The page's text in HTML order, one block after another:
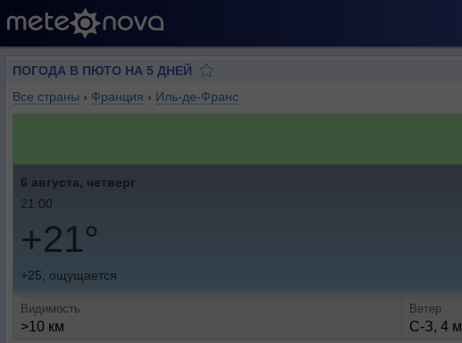
ПОГОДА В ПЮТО НА 5 ДНЕЙ
Все страны › Франция › Иль-де-Франс
6 августа, четверг
21:00
+21°
+25, ощущается
Видимость
>10 км
Ветер
С-З, 4